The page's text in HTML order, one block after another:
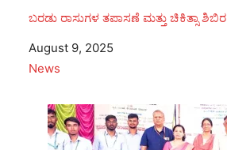
ಬರಡು ರಾಸುಗಳ ತಪಾಸಣೆ ಮತ್ತು ಚಿಕಿತ್ಸಾ ಶಿಬಿರ
Date
August 9, 2025
In relation to
News